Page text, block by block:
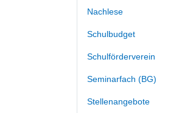
Nachlese
Schulbudget
Schulförderverein
Seminarfach (BG)
Stellenangebote